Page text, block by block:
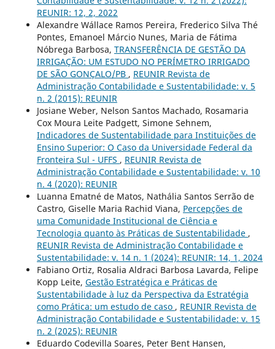
REUNIR: 12, 2, 2022
Alexandre Wállace Ramos Pereira, Frederico Silva Thé
Pontes, Emanoel Márcio Nunes, Maria de Fátima
Nóbrega Barbosa, TRANSFERÊNCIA DE GESTÃO DA
IRRIGAÇÃO: UM ESTUDO NO PERÍMETRO IRRIGADO
DE SÃO GONÇALO/PB , REUNIR Revista de
Administração Contabilidade e Sustentabilidade: v. 5
n. 2 (2015): REUNIR
Josiane Weber, Nelson Santos Machado, Rosamaria
Cox Moura Leite Padgett, Simone Sehnem,
Indicadores de Sustentabilidade para Instituições de
Ensino Superior: O Caso da Universidade Federal da
Fronteira Sul - UFFS , REUNIR Revista de
Administração Contabilidade e Sustentabilidade: v. 10
n. 4 (2020): REUNIR
Luanna Ematné de Matos, Nathália Santos Serrão de
Castro, Giselle Maria Rachid Viana, Percepções de
uma Comunidade Institucional de Ciência e
Tecnologia quanto às Práticas de Sustentabilidade ,
REUNIR Revista de Administração Contabilidade e
Sustentabilidade: v. 14 n. 1 (2024): REUNIR: 14, 1, 2024
Fabiano Ortiz, Rosalia Aldraci Barbosa Lavarda, Felipe
Kopp Leite, Gestão Estratégica e Práticas de
Sustentabilidade à luz da Perspectiva da Estratégia
como Prática: um estudo de caso , REUNIR Revista de
Administração Contabilidade e Sustentabilidade: v. 15
n. 2 (2025): REUNIR
Eduardo Codevilla Soares, Peter Bent Hansen,